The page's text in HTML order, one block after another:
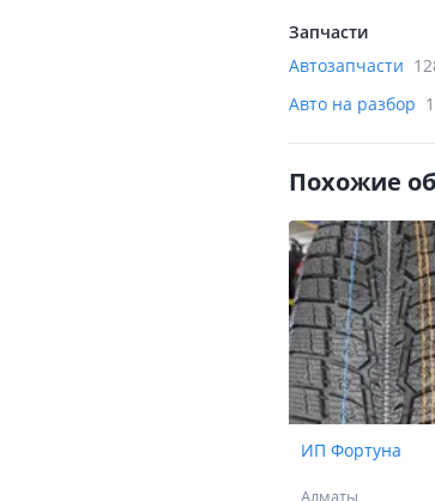
Запчасти
Автозапчасти
Авто на разбор 1
Похожие
ИП Фортуна
Алматы